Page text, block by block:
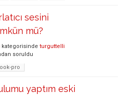
sesini
mü?
kategorisinde turguttelli
soruldu
pro
yaptım eski